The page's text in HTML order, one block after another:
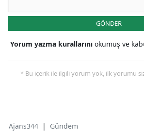
GÖNDER
Yorum yazma kurallarını okumuş ve
* Bu içerik ile ilgili yorum yok, ilk yorumu siz
Ajans344 | Gündem